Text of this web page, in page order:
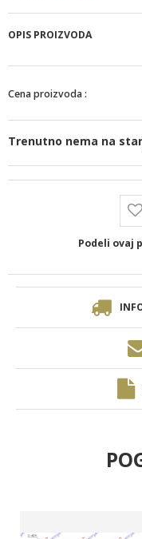
OPIS PROIZVODA
Cena proizvoda :
Trenutno nema na
Podeli ovaj